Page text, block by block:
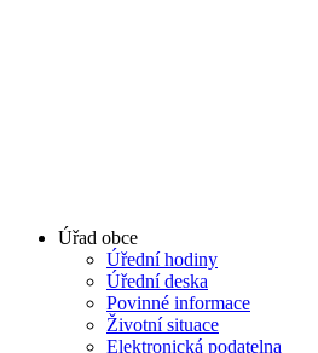
Úřad obce
Úřední hodiny
Úřední deska
Povinné informace
Životní situace
Elektronická podatelna